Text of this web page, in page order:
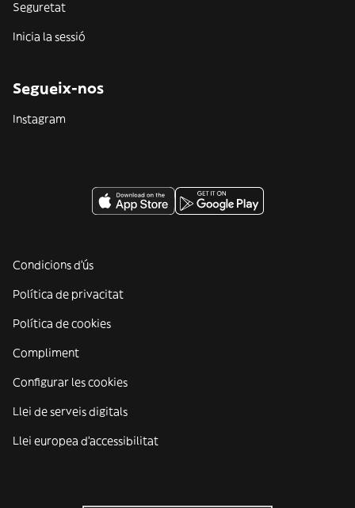
Seguretat
Inicia la sessió
Segueix-nos
Instagram
Condicions d'ús
Política de privacitat
Política de cookies
Compliment
Configurar les cookies
Llei de serveis digitals
Llei europea d'accessibilitat